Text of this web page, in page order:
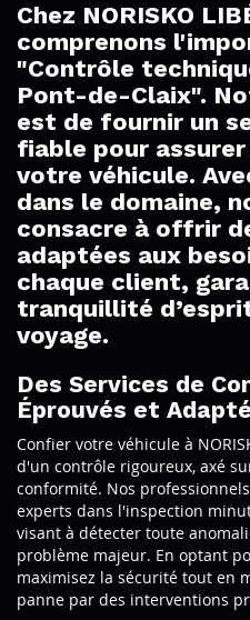
Chez NORISKO
comprenons
"Contrôle
Pont-de-Claix".
est de fournir un
fiable pour
votre véhicule.
dans le domaine,
consacre à offrir
adaptées aux
chaque client,
tranquillité
voyage.
Des Services de
Éprouvés et
Confier votre véhicule à
d'un contrôle rigoureux, axé
conformité. Nos
experts dans l'inspection
visant à détecter toute
problème majeur. En optant
maximisez la sécurité tout en
panne par des interventions